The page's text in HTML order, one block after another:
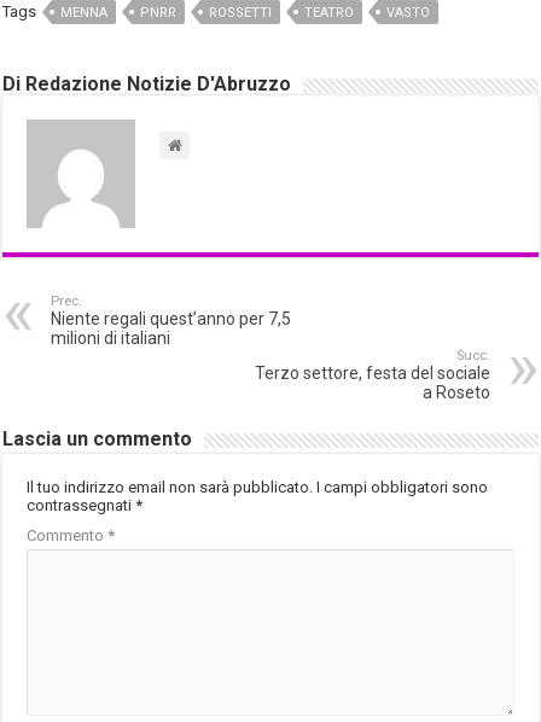
Tags MENNA PNRR ROSSETTI TEATRO VASTO
Di Redazione Notizie D'Abruzzo
Prec.
Niente regali quest’anno per 7,5
milioni di italiani
Succ.
Terzo settore, festa del sociale
a Roseto
Lascia un commento
Il tuo indirizzo email non sarà pubblicato. I campi obbligatori sono
contrassegnati*
Commento*